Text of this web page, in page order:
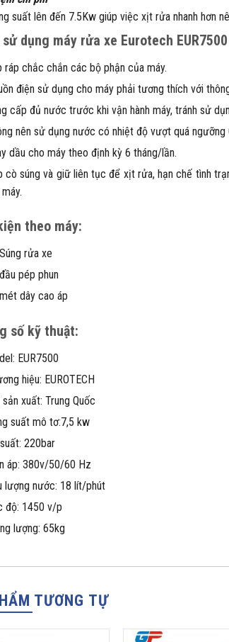
suất lên đến 7.5Kw giúp việc xịt rửa nhanh hơn
sử dụng máy rửa xe Eurotech
ráp chắc chắn các bộ phận của máy.
điện sử dụng cho máy phải tương thích với
cấp đủ nước trước khi vận hành máy, tránh sử
nên sử dụng nước có nhiệt độ vượt quá ngưỡng
dầu cho máy theo định kỳ 6 tháng/lần.
cò súng và giữ liên tục để xịt rửa, hạn chế tình
theo máy:
rửa xe
pép phun
dây cao áp
số kỹ thuật:
EUR7500
hiệu: EUROTECH
sản xuất: Trung Quốc
suất mô tơ:7,5 kw
220bar
áp: 380v/50/60 Hz
lượng nước: 18 lít/phút
độ: 1450 v/p
lượng: 65kg
TƯƠNG TỰ